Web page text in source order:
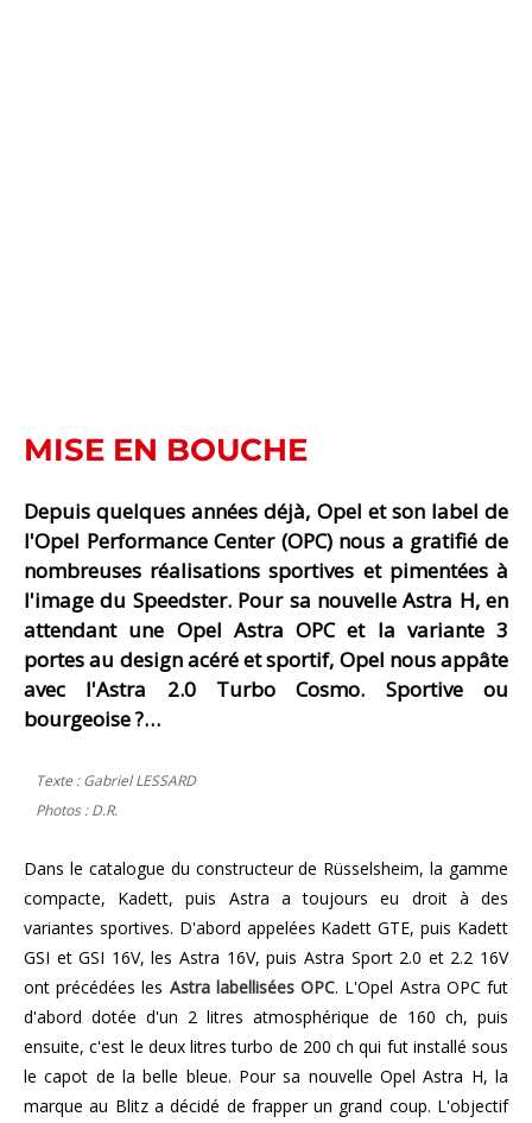
MISE EN BOUCHE
Depuis quelques années déjà, Opel et son label de
l'Opel Performance Center (OPC) nous a gratifié de
nombreuses réalisations sportives et pimentées à
l'image du Speedster. Pour sa nouvelle Astra H, en
attendant une Opel Astra OPC et la variante 3
portes au design acéré et sportif, Opel nous appâte
avec l'Astra 2.0 Turbo Cosmo. Sportive ou
bourgeoise ?…
Texte : Gabriel LESSARD
Photos : D.R.
Dans le catalogue du constructeur de Rüsselsheim, la gamme
compacte, Kadett, puis Astra a toujours eu droit à des
variantes sportives. D'abord appelées Kadett GTE, puis Kadett
GSI et GSI 16V, les Astra 16V, puis Astra Sport 2.0 et 2.2 16V
ont précédées les Astra labellisées OPC. L'Opel Astra OPC fut
d'abord dotée d'un 2 litres atmosphérique de 160 ch, puis
ensuite, c'est le deux litres turbo de 200 ch qui fut installé sous
le capot de la belle bleue. Pour sa nouvelle Opel Astra H, la
marque au Blitz a décidé de frapper un grand coup. L'objectif